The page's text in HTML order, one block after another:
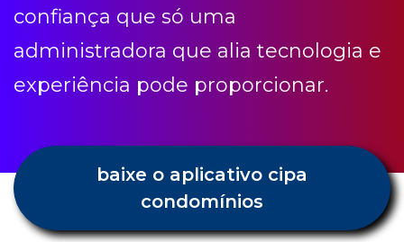
baixe o aplicativo cipa
condomínios
Condomínio etc
Receba todas as novidades e dicas
Cipa.